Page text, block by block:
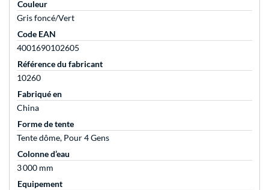
Couleur
Gris foncé/Vert
Code EAN
4001690102605
Référence du fabricant
10260
Fabriqué en
China
Forme de tente
Tente dôme, Pour 4 Gens
Colonne d’eau
3 000 mm
Equipement